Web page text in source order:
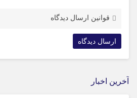
قوانین ارسال دیدگاه
آخرین اخبار